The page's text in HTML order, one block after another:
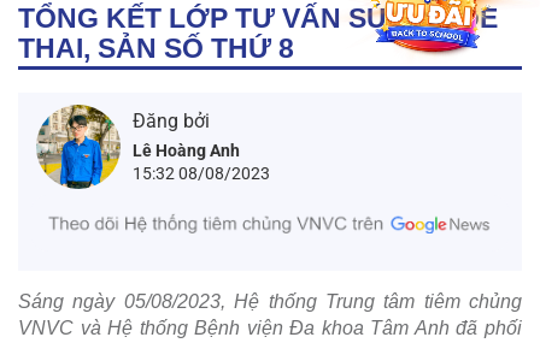
TỔNG KẾT LỚP TƯ VẤN SỨC KHỎE
THAI, SẢN SỐ THỨ 8
Đăng bởi
Lê Hoàng Anh
15:32 08/08/2023
Sáng ngày 05/08/2023, Hệ thống Trung tâm tiêm chủng
VNVC và Hệ thống Bệnh viện Đa khoa Tâm Anh đã phối